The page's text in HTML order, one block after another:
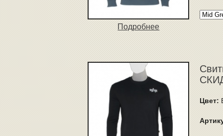
Подробнее
Цвет: